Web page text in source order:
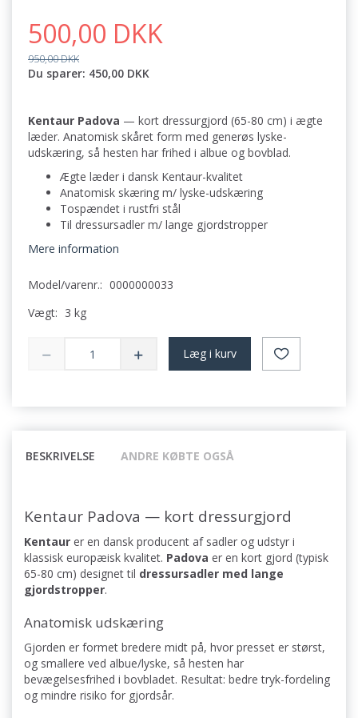
500,00 DKK
950,00 DKK
Du sparer: 450,00 DKK
Kentaur Padova — kort dressurgjord (65-80 cm) i ægte
læder. Anatomisk skåret form med generøs lyske-
udskæring, så hesten har frihed i albue og bovblad.
Ægte læder i dansk Kentaur-kvalitet
Anatomisk skæring m/ lyske-udskæring
Tospændet i rustfri stål
Til dressursadler m/ lange gjordstropper
Mere information
Model/varenr.: 0000000033
Vægt: 3 kg
Læg i kurv
BESKRIVELSE ANDRE KØBTE OGSÅ
Kentaur Padova — kort dressurgjord
Kentaur er en dansk producent af sadler og udstyr i
klassisk europæisk kvalitet. Padova er en kort gjord (typisk
65-80 cm) designet til dressursadler med lange
gjordstropper.
Anatomisk udskæring
Gjorden er formet bredere midt på, hvor presset er størst,
og smallere ved albue/lyske, så hesten har
bevægelsesfrihed i bovbladet. Resultat: bedre tryk-fordeling
og mindre risiko for gjordsår.